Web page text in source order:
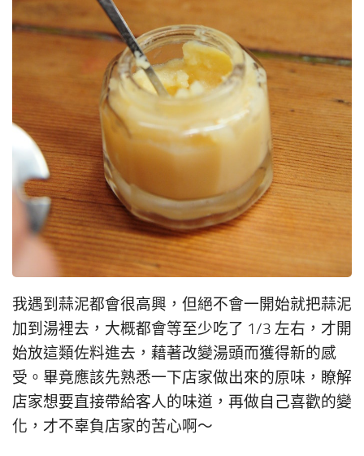
我遇到蒜泥都會很高興，但絕不會一開始就把蒜泥
加到湯裡去，大概都會等至少吃了 1/3 左右，才開
始放這類佐料進去，藉著改變湯頭而獲得新的感
受。畢竟應該先熟悉一下店家做出來的原味，瞭解
店家想要直接帶給客人的味道，再做自己喜歡的變
化，才不辜負店家的苦心啊～